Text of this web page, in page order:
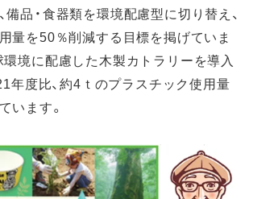
備品・食器類を環境配慮型に切り替え、
量を50％削減する目標を掲げていま
環境に配慮した木製カトラリーを導入
年度比、約4ｔのプラスチック使用量
います。